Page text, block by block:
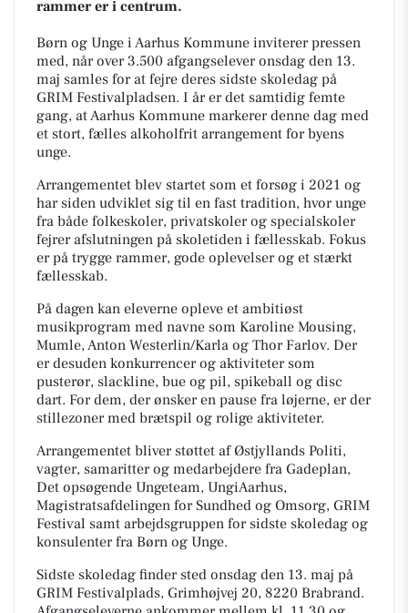
rammer er i centrum.
Børn og Unge i Aarhus Kommune inviterer pressen
med, når over 3.500 afgangselever onsdag den 13.
maj samles for at fejre deres sidste skoledag på
GRIM Festivalpladsen. I år er det samtidig femte
gang, at Aarhus Kommune markerer denne dag med
et stort, fælles alkoholfrit arrangement for byens
unge.
Arrangementet blev startet som et forsøg i 2021 og
har siden udviklet sig til en fast tradition, hvor unge
fra både folkeskoler, privatskoler og specialskoler
fejrer afslutningen på skoletiden i fællesskab. Fokus
er på trygge rammer, gode oplevelser og et stærkt
fællesskab.
På dagen kan eleverne opleve et ambitiøst
musikprogram med navne som Karoline Mousing,
Mumle, Anton Westerlin/Karla og Thor Farlov. Der
er desuden konkurrencer og aktiviteter som
pusterør, slackline, bue og pil, spikeball og disc
dart. For dem, der ønsker en pause fra løjerne, er der
stillezoner med brætspil og rolige aktiviteter.
Arrangementet bliver støttet af Østjyllands Politi,
vagter, samaritter og medarbejdere fra Gadeplan,
Det opsøgende Ungeteam, UngiAarhus,
Magistratsafdelingen for Sundhed og Omsorg, GRIM
Festival samt arbejdsgruppen for sidste skoledag og
konsulenter fra Børn og Unge.
Sidste skoledag finder sted onsdag den 13. maj på
GRIM Festivalplads, Grimhøjvej 20, 8220 Brabrand.